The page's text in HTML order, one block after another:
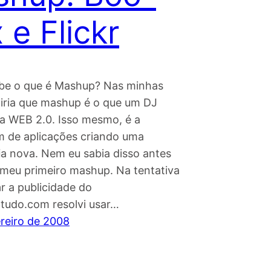
e Flickr
o que é Mashup? Nas minhas
que mashup é o que um DJ
WEB 2.0. Isso mesmo, é a
de aplicações criando uma
nova. Nem eu sabia disso antes
primeiro mashup. Na tentativa
a publicidade do
resolvi usar…
de 2008